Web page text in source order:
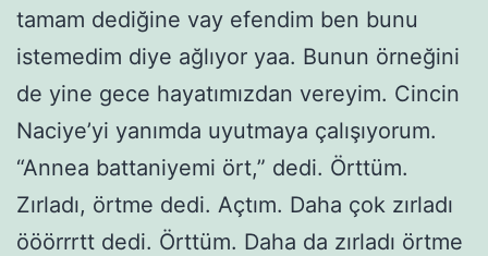
tamam dediğine vay efendim ben bunu
istemedim diye ağlıyor yaa. Bunun örneğini
de yine gece hayatımızdan vereyim. Cincin
Naciye’yi yanımda uyutmaya çalışıyorum.
“Annea battaniyemi ört,” dedi. Örttüm.
Zırladı, örtme dedi. Açtım. Daha çok zırladı
ööörrrtt dedi. Örttüm. Daha da zırladı örtme